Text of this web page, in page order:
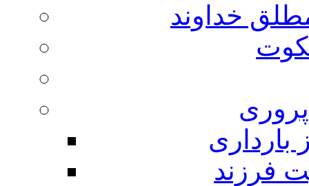
خداوند
بارداری
فرزند